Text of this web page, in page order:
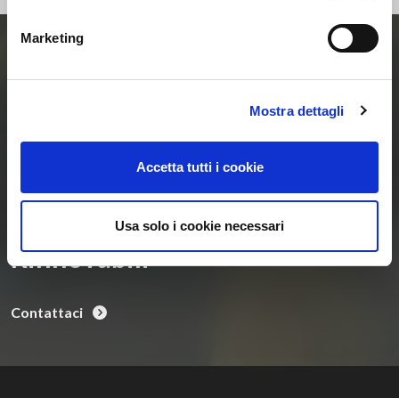
Marketing
Mostra dettagli
Accetta tutti i cookie
Usa solo i cookie necessari
Entra ora nel mondo
delle Comunità
Energetiche
Rinnovabili
Contattaci